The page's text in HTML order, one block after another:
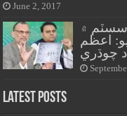
June 2, 2017
۾
اعظم
چوڌري
Latest Posts